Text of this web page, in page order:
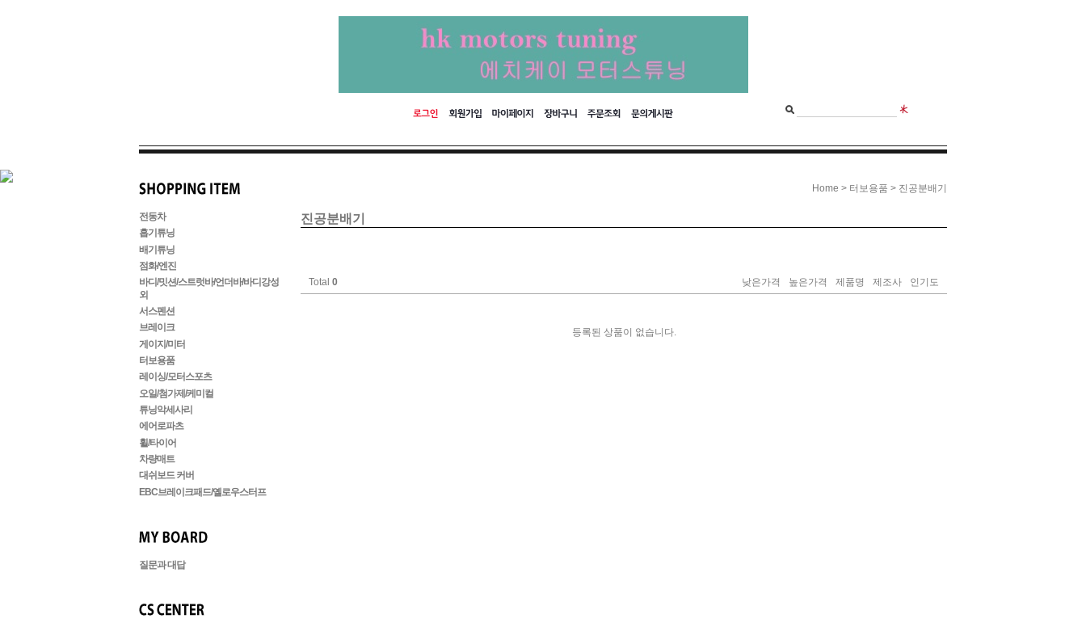
전동차
흡기튜닝
배기튜닝
점화/엔진
바디/밋션/스트럿바/언더바/바디강성
외
서스펜션
브레이크
게이지/미터
터보용품
레이싱/모터스포츠
오일/첨가제/케미컬
튜닝악세사리
에어로파츠
휠/타이어
차량매트
대쉬보드 커버
EBC브레이크패드/옐로우스터프
질문과 대답
Home > 터보용품 > 진공분배기
진공분배기
Total 0 낮은가격 높은가격 제품명 제조사 인기도
등록된 상품이 없습니다.